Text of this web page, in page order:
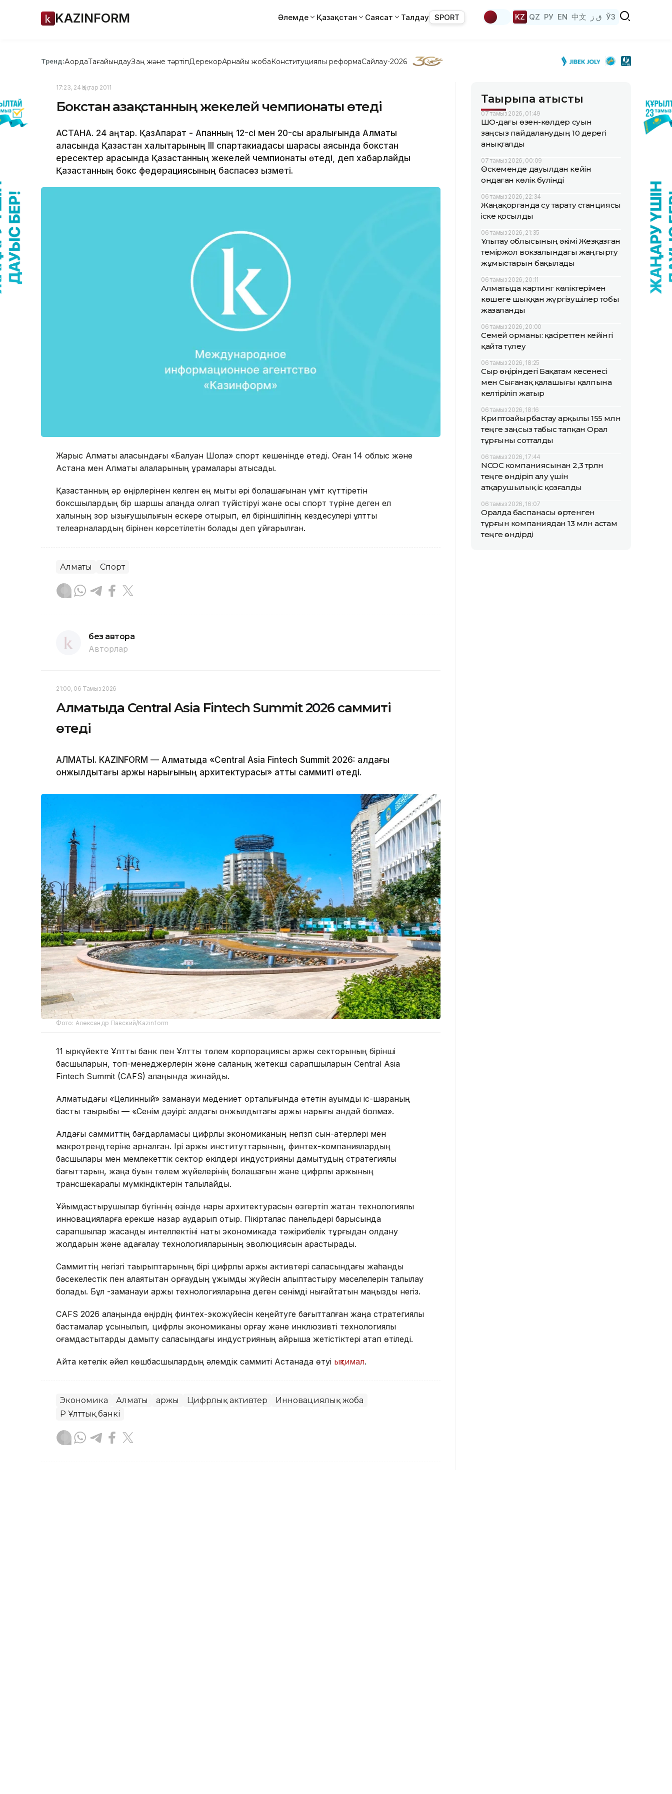
KAZINFORM Әлемде Қазақстан Саясат Талдау SPORT KZ QZ РУ EN 中文 ق ز ЎЗ
Тренд:АқордаТағайындауЗаң және тәртіпДерекқорАрнайы жобаКонституциялық реформаСайлау-2026
17:23, 24 Қаңтар 2011
Бокстан Қазақстанның жекелей чемпионаты өтеді
АСТАНА. 24 қаңтар. ҚазАқпарат - Ақпанның 12-сі мен 20-сы аралығында Алматы
қаласында Қазақстан халықтарының III спартакиадасы шарасы аясында бокстан
ересектер арасында Қазақстанның жекелей чемпионаты өтеді, деп хабарлайды
Қазақстанның бокс федерациясының баспасөз қызметі.
Жарыс Алматы қаласындағы «Балуан Шолақ» спорт кешенінде өтеді. Оған 14 облыс және
Астана мен Алматы қалаларының құрамалары қатысады.
Қазақстанның әр өңірлерінен келген ең мықты әрі болашағынан үміт күттіретін
боксшылардың бір шаршы алаңда қолғап түйістіруі және осы спорт түріне деген ел
халқының зор қызығушылығын ескере отырып, ел біріншілігінің кездесулері ұлттық
телеарналардың бірінен көрсетілетін болады деп ұйғарылған.
Алматы Спорт
без автора
Авторлар
21:00, 06 Тамыз 2026
Алматыда Central Asia Fintech Summit 2026 саммиті
өтеді
АЛМАТЫ. KAZINFORM — Алматыда «Central Asia Fintech Summit 2026: алдағы
онжылдықтағы қаржы нарығының архитектурасы» атты саммиті өтеді.
Фото: Александр Павский/Kazinform
11 қыркүйекте Ұлттық банк пен Ұлттық төлем корпорациясы қаржы секторының бірінші
басшыларын, топ-менеджерлерін және саланың жетекші сарапшыларын Central Asia
Fintech Summit (CAFS) алаңында жинайды.
Алматыдағы «Целинный» заманауи мәдениет орталығында өтетін ауқымды іс-шараның
басты тақырыбы — «Сенім дәуірі: алдағы онжылдықтағы қаржы нарығы қандай болмақ».
Алдағы саммиттің бағдарламасы цифрлық экономиканың негізгі сын-қатерлері мен
макротрендтеріне арналған. Ірі қаржы институттарының, финтех-компаниялардың
басшылары мен мемлекеттік сектор өкілдері индустрияны дамытудың стратегиялық
бағыттарын, жаңа буын төлем жүйелерінің болашағын және цифрлық қаржының
трансшекаралық мүмкіндіктерін талқылайды.
Ұйымдастырушылар бүгіннің өзінде нарық архитектурасын өзгертіп жатқан технологиялық
инновацияларға ерекше назар аударып отыр. Пікірталас панельдері барысында
сарапшылар жасанды интеллектіні нақты экономикада тәжірибелік тұрғыдан қолдану
жолдарын және қадағалау технологияларының эволюциясын қарастырады.
Саммиттің негізгі тақырыптарының бірі цифрлық қаржы активтері саласындағы жаһандық
бәсекелестік пен алаяқтықтан қорғаудың ұжымдық жүйесін қалыптастыру мәселелерін талқылау
болады. Бұл -заманауи қаржы технологияларына деген сенімді нығайтатын маңызды негіз.
CAFS 2026 алаңында өңірдің финтех-экожүйесін кеңейтуге бағытталған жаңа стратегиялық
бастамалар ұсынылып, цифрлық экономиканы қорғау және инклюзивті технологиялық
қоғамдастықтарды дамыту саласындағы индустрияның айрықша жетістіктері атап өтіледі.
Айта кетелік әйел көшбасшылардың әлемдік саммиті Астанада өтуі ықтимал.
Экономика Алматы Қаржы Цифрлық активтер
Инновациялық жоба
ҚР Ұлттық банкі
Тақырыпқа қатысты
07 тамыз 2026, 01:49
ШҚО-дағы өзен-көлдер суын
заңсыз пайдаланудың 10 дерегі
анықталды
07 тамыз 2026, 00:09
Өскеменде дауылдан кейін
ондаған көлік бүлінді
06 тамыз 2026, 22:34
Жаңақорғанда су тарату станциясы
іске қосылды
06 тамыз 2026, 21:35
Ұлытау облысының әкімі Жезқазған
теміржол вокзалындағы жаңғырту
жұмыстарын бақылады
06 тамыз 2026, 20:11
Алматыда картинг көліктерімен
көшеге шыққан жүргізушілер тобы
жазаланды
06 тамыз 2026, 20:00
Семей орманы: қасіреттен кейінгі
қайта түлеу
06 тамыз 2026, 18:25
Сыр өңіріндегі Бақатам кесенесі
мен Сығанақ қалашығы қалпына
келтіріліп жатыр
06 тамыз 2026, 18:16
Криптоайырбастау арқылы 155 млн
теңге заңсыз табыс тапқан Орал
тұрғыны сотталды
06 тамыз 2026, 17:44
NCOC компаниясынан 2,3 трлн
теңге өндіріп алу үшін
атқарушылық іс қозғалды
06 тамыз 2026, 16:07
Оралда баспанасы өртенген
тұрғын компаниядан 13 млн астам
теңге өндірді